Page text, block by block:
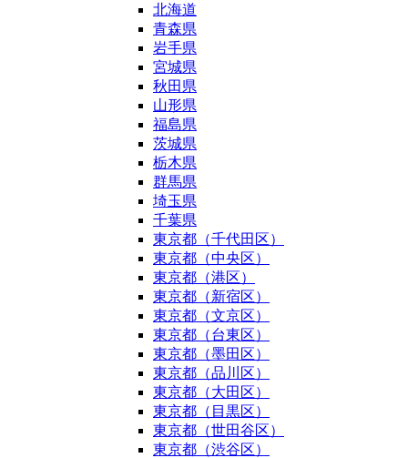
北海道
青森県
岩手県
宮城県
秋田県
山形県
福島県
茨城県
栃木県
群馬県
埼玉県
千葉県
東京都（千代田区）
東京都（中央区）
東京都（港区）
東京都（新宿区）
東京都（文京区）
東京都（台東区）
東京都（墨田区）
東京都（品川区）
東京都（大田区）
東京都（目黒区）
東京都（世田谷区）
東京都（渋谷区）